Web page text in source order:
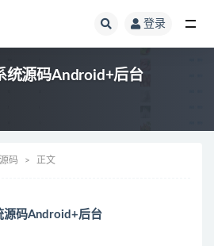
登录
统源码Android+后台
码 正文
源码Android+后台